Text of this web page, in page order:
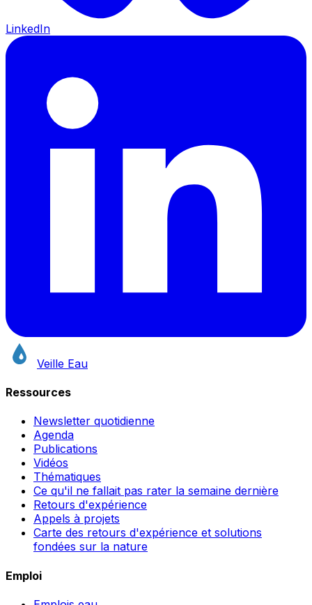
LinkedIn
Veille Eau
Ressources
Newsletter quotidienne
Agenda
Publications
Vidéos
Thématiques
Ce qu'il ne fallait pas rater la semaine dernière
Retours d'expérience
Appels à projets
Carte des retours d'expérience et solutions
fondées sur la nature
Emploi